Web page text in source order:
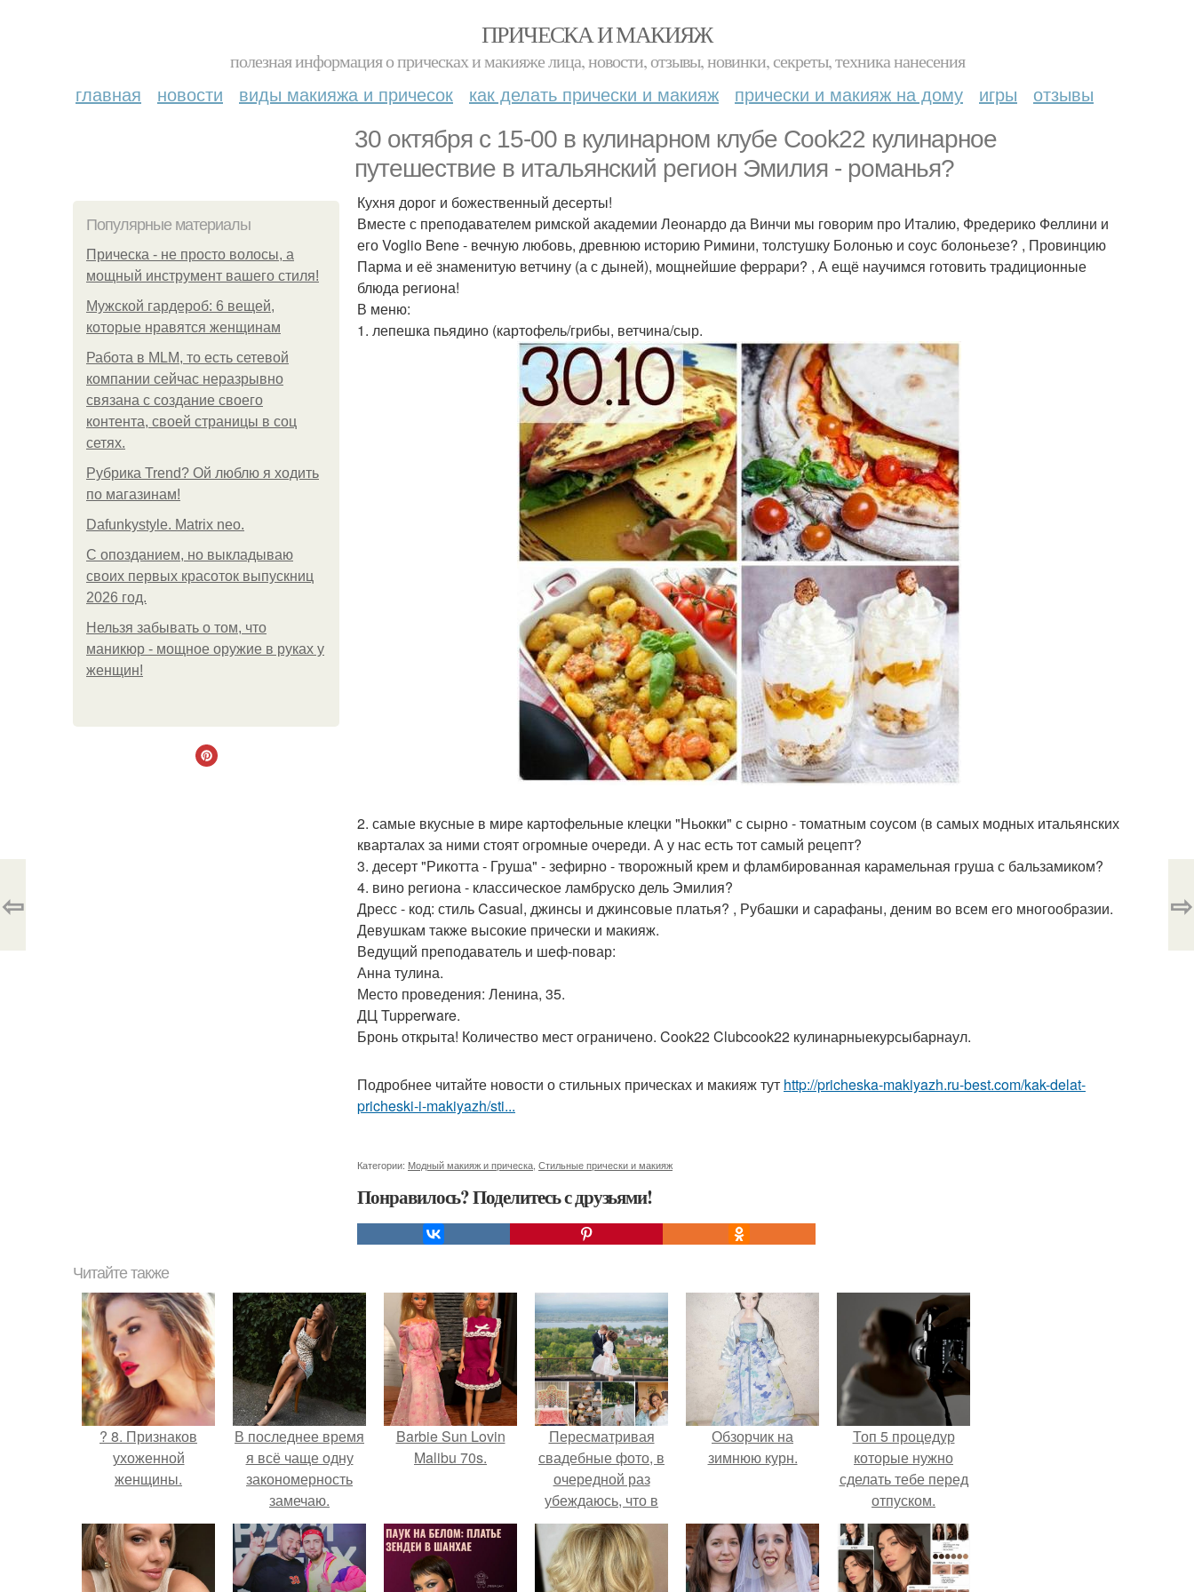
ПРИЧЕСКА И МАКИЯЖ
полезная информация о прическах и макияже лица, новости, отзывы, новинки, секреты, техника нанесения
главная новости виды макияжа и причесок как делать прически и макияж прически и макияж на дому игры отзывы
30 октября с 15-00 в кулинарном клубе Cook22 кулинарное
путешествие в итальянский регион Эмилия - романья?
Популярные материалы
Прическа - не просто волосы, а
мощный инструмент вашего стиля!
Мужской гардероб: 6 вещей,
которые нравятся женщинам
Работа в MLM, то есть сетевой
компании сейчас неразрывно
связана с создание своего
контента, своей страницы в соц
сетях.
Рубрика Trend? Ой люблю я ходить
по магазинам!
Dafunkystyle. Matrix neo.
С опозданием, но выкладываю
своих первых красоток выпускниц
2026 год.
Нельзя забывать о том, что
маникюр - мощное оружие в руках у
женщин!
Кухня дорог и божественный десерты!
Вместе с преподавателем римской академии Леонардо да Винчи мы говорим про Италию, Фредерико Феллини и
его Voglio Bene - вечную любовь, древнюю историю Римини, толстушку Болонью и соус болоньезе? , Провинцию
Парма и её знаменитую ветчину (а с дыней), мощнейшие феррари? , А ещё научимся готовить традиционные
блюда региона!
В меню:
1. лепешка пьядино (картофель/грибы, ветчина/сыр.
2. самые вкусные в мире картофельные клецки "Ньокки" с сырно - томатным соусом (в самых модных итальянских
кварталах за ними стоят огромные очереди. А у нас есть тот самый рецепт?
3. десерт "Рикотта - Груша" - зефирно - творожный крем и фламбированная карамельная груша с бальзамиком?
4. вино региона - классическое ламбруско дель Эмилия?
Дресс - код: стиль Casual, джинсы и джинсовые платья? , Рубашки и сарафаны, деним во всем его многообразии.
Девушкам также высокие прически и макияж.
Ведущий преподаватель и шеф-повар:
Анна тулина.
Место проведения: Ленина, 35.
ДЦ Tupperware.
Бронь открыта! Количество мест ограничено. Cook22 Clubcook22 кулинарныекурсыбарнаул.
Подробнее читайте новости о стильных прическах и макияж тут http://pricheska-makiyazh.ru-best.com/kak-delat-
pricheski-i-makiyazh/sti...
Категории: Модный макияж и прическа Стильные прически и макияж
Понравилось? Поделитесь с друзьями!
⇦ ⇨
Читайте также
? 8. Признаков
ухоженной
женщины.
В последнее время
я всё чаще одну
закономерность
замечаю.
Barbie Sun Lovin
Malibu 70s.
Пересматривая
свадебные фото, в
очередной раз
убеждаюсь, что в
подготовке нашей
свадьбы
участвовали
настоящие
Обзорчик на
зимнюю курн.
Топ 5 процедур
которые нужно
сделать тебе перед
отпуском.